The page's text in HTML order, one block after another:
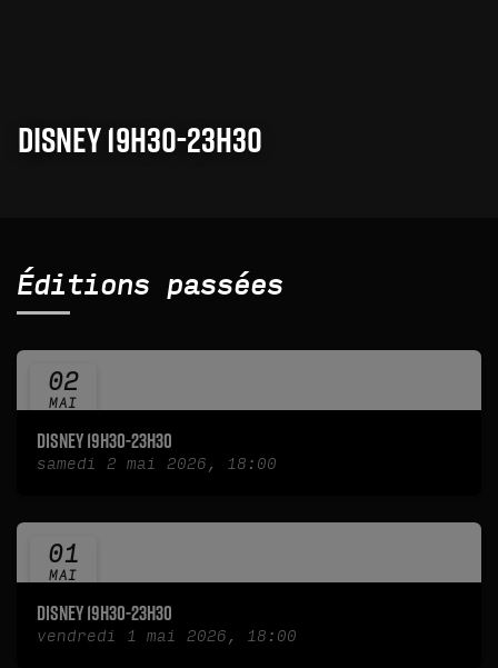
DISNEY 19H30-23H30
Éditions passées
02
MAI
DISNEY 19H30-23H30
samedi 2 mai 2026, 18:00
01
MAI
DISNEY 19H30-23H30
vendredi 1 mai 2026, 18:00